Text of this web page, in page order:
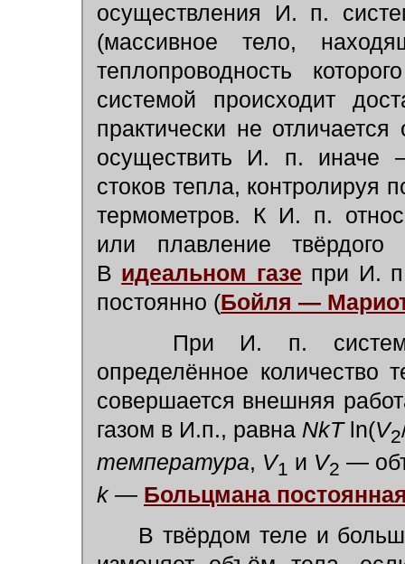
осуществления И. п.
(массивное тело,
теплопроводность
системой происходит
практически не
осуществить И. п. иначе
стоков тепла, контролируя
термометров. К И. п.
или плавление
В идеальном газе при И.
постоянно (Бойля —
При И. п. системе,
определённое количество
совершается внешняя
газом в И.п., равна NkT ln(V2
температура, V1 и V2 —
k — Больцмана
В твёрдом теле и